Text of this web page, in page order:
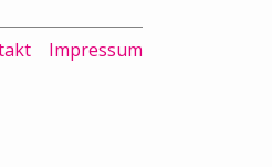
Impressum